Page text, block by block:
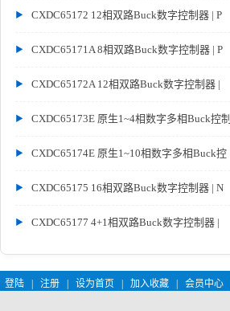
CXDC65172 12相双路Buck数字控制器 | P
CXDC65171A 8相双路Buck数字控制器 | P
CXDC65172A 12相双路Buck数字控制器 |
CXDC65173E 原生1~4相数字多相Buck控制
CXDC65174E 原生1~10相数字多相Buck控
CXDC65175 16相双路Buck数字控制器 | N
CXDC65177 4+1相双路Buck数字控制器 |
登陆 注册 设为首页 加入收藏 会员中心